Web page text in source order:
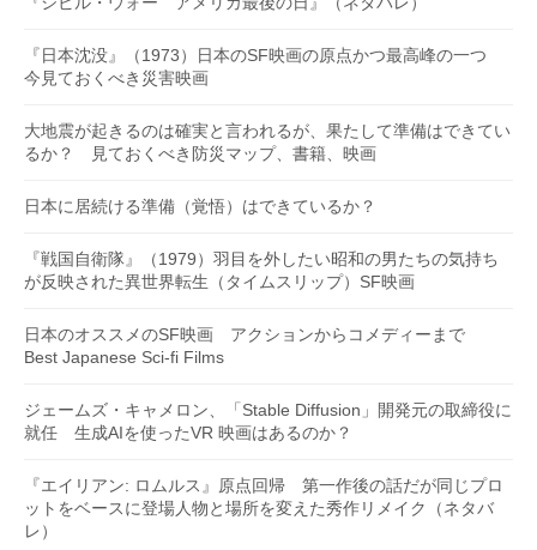
『日本沈没』（1973）日本のSF映画の原点かつ最高峰の一つ
今見ておくべき災害映画
大地震が起きるのは確実と言われるが、果たして準備はできてい
るか？ 見ておくべき防災マップ、書籍、映画
日本に居続ける準備（覚悟）はできているか？
『戦国自衛隊』（1979）羽目を外したい昭和の男たちの気持ち
が反映された異世界転生（タイムスリップ）SF映画
日本のオススメのSF映画 アクションからコメディーまで
Best Japanese Sci-fi Films
ジェームズ・キャメロン、「Stable Diffusion」開発元の取締役に
就任 生成AIを使ったVR 映画はあるのか？
『エイリアン: ロムルス』原点回帰 第一作後の話だが同じプロ
ットをベースに登場人物と場所を変えた秀作リメイク（ネタバ
レ）